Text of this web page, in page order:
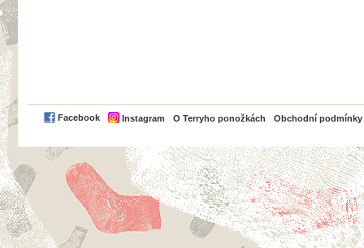
Facebook Instagram O Terryho ponožkách Obchodní podmínky
PayPal